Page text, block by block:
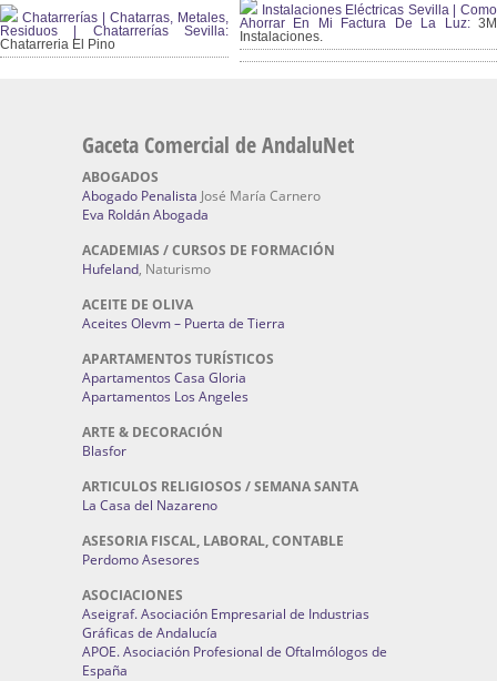
Chatarrerías | Chatarras, Metales,
Residuos | Chatarrerías Sevilla:
Chatarreria El Pino
Instalaciones Eléctricas Sevilla | Como
Ahorrar En Mi Factura De La Luz:3M
Instalaciones.
Gaceta Comercial de AndaluNet
ABOGADOS
Abogado Penalista José María Carnero
Eva Roldán Abogada
ACADEMIAS / CURSOS DE FORMACIÓN
Hufeland, Naturismo
ACEITE DE OLIVA
Aceites Olevm – Puerta de Tierra
APARTAMENTOS TURÍSTICOS
Apartamentos Casa Gloria
Apartamentos Los Angeles
ARTE & DECORACIÓN
Blasfor
ARTICULOS RELIGIOSOS / SEMANA SANTA
La Casa del Nazareno
ASESORIA FISCAL, LABORAL, CONTABLE
Perdomo Asesores
ASOCIACIONES
Aseigraf. Asociación Empresarial de Industrias
Gráficas de Andalucía
APOE. Asociación Profesional de Oftalmólogos de
España